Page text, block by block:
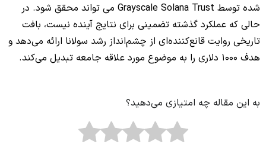
شده توسط Grayscale Solana Trust می تواند محقق شود. در
حالی که عملکرد گذشته تضمینی برای نتایج آینده نیست، بافت
تاریخی روایت قانع‌کننده‌ای از چشم‌انداز رشد سولانا ارائه می‌دهد و
هدف 1000 دلاری را به موضوع مورد علاقه جامعه تبدیل می‌کند.
به این مقاله چه امتیازی می‌دهید؟